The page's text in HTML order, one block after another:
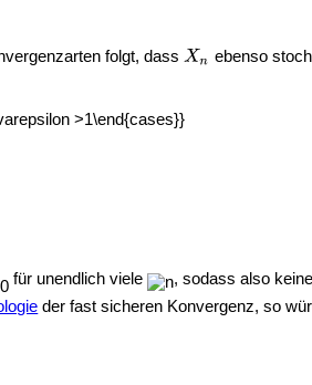
folgt, dass ebenso
für unendlich viele , sodass also
der fast sicheren Konvergenz, so